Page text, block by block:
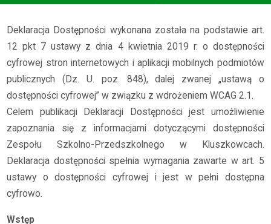
Deklaracja Dostępności wykonana została na podstawie art.
12 pkt 7 ustawy z dnia 4 kwietnia 2019 r. o dostępności
cyfrowej stron internetowych i aplikacji mobilnych podmiotów
publicznych (Dz. U. poz. 848), dalej zwanej „ustawą o
dostępności cyfrowej” w związku z wdrożeniem WCAG 2.1.
Celem publikacji Deklaracji Dostępności jest umożliwienie
zapoznania się z informacjami dotyczącymi dostępności
Zespołu Szkolno-Przedszkolnego w Kluszkowcach.
Deklaracja dostępności spełnia wymagania zawarte w art. 5
ustawy o dostępności cyfrowej i jest w pełni dostępna
cyfrowo.
Wstęp